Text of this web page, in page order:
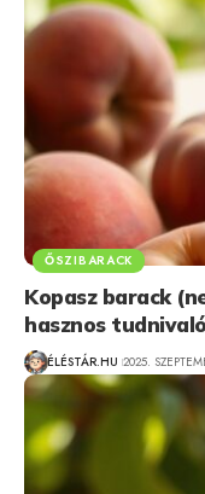
ŐSZIBARACK
Kopasz barack
hasznos
ÉLÉSTÁR.HU 2025.